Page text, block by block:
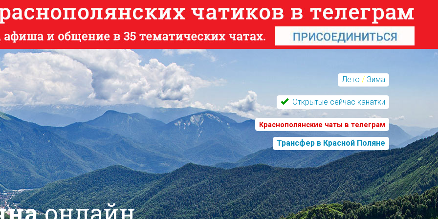
Лето / Зима
Открытые сейчас канатки
Краснополянские чаты в телеграм
Трансфер в Красной Поляне